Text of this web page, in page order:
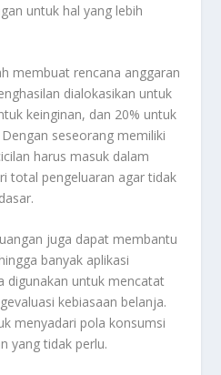
untuk hal yang lebih
membuat rencana anggaran
dialokasikan untuk
keinginan, dan 20% untuk
seseorang memiliki
harus masuk dalam
total pengeluaran agar tidak
juga dapat membantu
banyak aplikasi
digunakan untuk mencatat
kebiasaan belanja.
menyadari pola konsumsi
yang tidak perlu.